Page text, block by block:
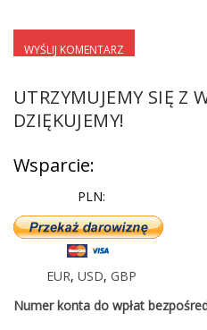
UTRZYMUJEMY SIĘ Z
DZIĘKUJEMY!
Wsparcie:
PLN:
EUR, USD, GBP
Numer konta do wpłat